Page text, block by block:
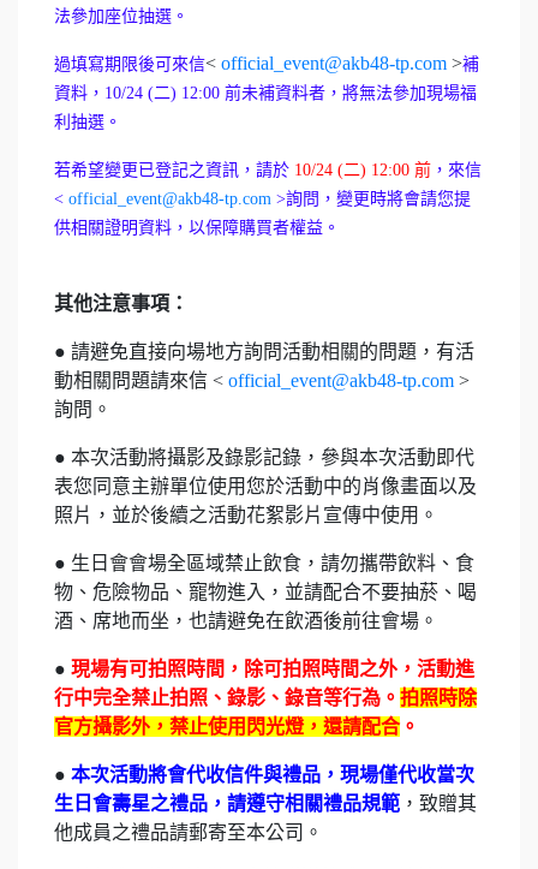
法參加座位抽選。
過填寫期限後可來信< official_event@akb48-tp.com >補
資料，10/24 (二) 12:00 前未補資料者， 將無法參加現場福
利抽選 。
若希望變更已登記之資訊，請於 10/24 (二) 12:00 前 ，來信
< official_event@akb48-tp.com >詢問，變更時將會請您提
供相關證明資料，以保障購買者權益。
其他注意事項：
● 請避免直接向場地方詢問活動相關的問題，有活
動相關問題請來信 < official_event@akb48-tp.com >
詢問。
● 本次活動將攝影及錄影記錄，參與本次活動即代
表您同意主辦單位使用您於活動中的肖像畫面以及
照片，並於後續之活動花絮影片宣傳中使用。
● 生日會會場全區域禁止飲食，請勿攜帶飲料、食
物、危險物品、寵物進入，並請配合不要抽菸、喝
酒、席地而坐，也請避免在飲酒後前往會場。
● 現場有可拍照時間，除可拍照時間之外，活動進
行中完全禁止拍照、錄影、錄音等行為。 拍照時除
官方攝影外，禁止使用閃光燈，還請配合 。
● 本次活動將會代收信件與禮品，現場僅代收當次
生日會壽星之禮品，請遵守相關禮品規範 ，致贈其
他成員之禮品請郵寄至本公司。